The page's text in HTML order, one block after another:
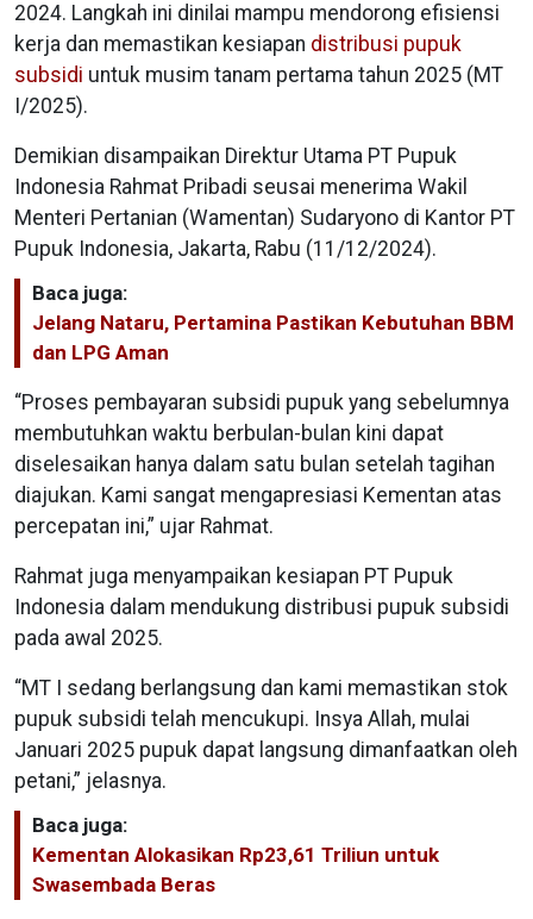
2024. Langkah ini dinilai mampu mendorong efisiensi
kerja dan memastikan kesiapan distribusi pupuk
subsidi untuk musim tanam pertama tahun 2025 (MT
I/2025).
Demikian disampaikan Direktur Utama PT Pupuk
Indonesia Rahmat Pribadi seusai menerima Wakil
Menteri Pertanian (Wamentan) Sudaryono di Kantor PT
Pupuk Indonesia, Jakarta, Rabu (11/12/2024).
Baca juga:
Jelang Nataru, Pertamina Pastikan Kebutuhan BBM
dan LPG Aman
“Proses pembayaran subsidi pupuk yang sebelumnya
membutuhkan waktu berbulan-bulan kini dapat
diselesaikan hanya dalam satu bulan setelah tagihan
diajukan. Kami sangat mengapresiasi Kementan atas
percepatan ini,” ujar Rahmat.
Rahmat juga menyampaikan kesiapan PT Pupuk
Indonesia dalam mendukung distribusi pupuk subsidi
pada awal 2025.
“MT I sedang berlangsung dan kami memastikan stok
pupuk subsidi telah mencukupi. Insya Allah, mulai
Januari 2025 pupuk dapat langsung dimanfaatkan oleh
petani,” jelasnya.
Baca juga:
Kementan Alokasikan Rp23,61 Triliun untuk
Swasembada Beras